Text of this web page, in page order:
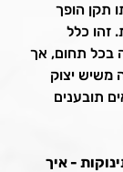
תקן הופך
זהו כלל
בכל תחום, אך
משיש יצוק
תובענים
- איך